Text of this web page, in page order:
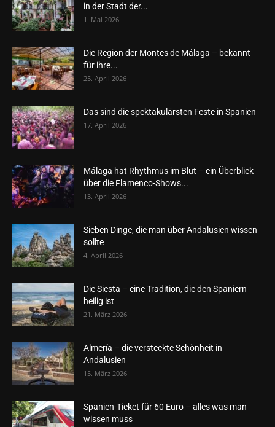
in der Stadt der...
1. Mai 2026
Die Region der Montes de Málaga – bekannt
für ihre...
25. April 2026
Das sind die spektakulärsten Feste in Spanien
17. April 2026
Málaga hat Rhythmus im Blut – ein Überblick
über die Flamenco-Shows...
13. April 2026
Sieben Dinge, die man über Andalusien wissen
sollte
4. April 2026
Die Siesta – eine Tradition, die den Spaniern
heilig ist
21. März 2026
Almería – die versteckte Schönheit in
Andalusien
15. März 2026
Spanien-Ticket für 60 Euro – alles was man
wissen muss